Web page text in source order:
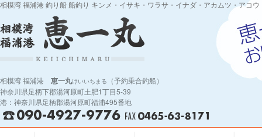
相模湾 福浦港 釣り船 船釣り キンメ・イサキ・ワラサ・イナダ・アカムツ・アコ
相模湾 福浦港 恵一丸けいいちまる
（予約乗合釣船）
神奈川県足柄下郡湯河原町土肥1丁目5-39
港：神奈川県足柄郡湯河原町福浦495番地